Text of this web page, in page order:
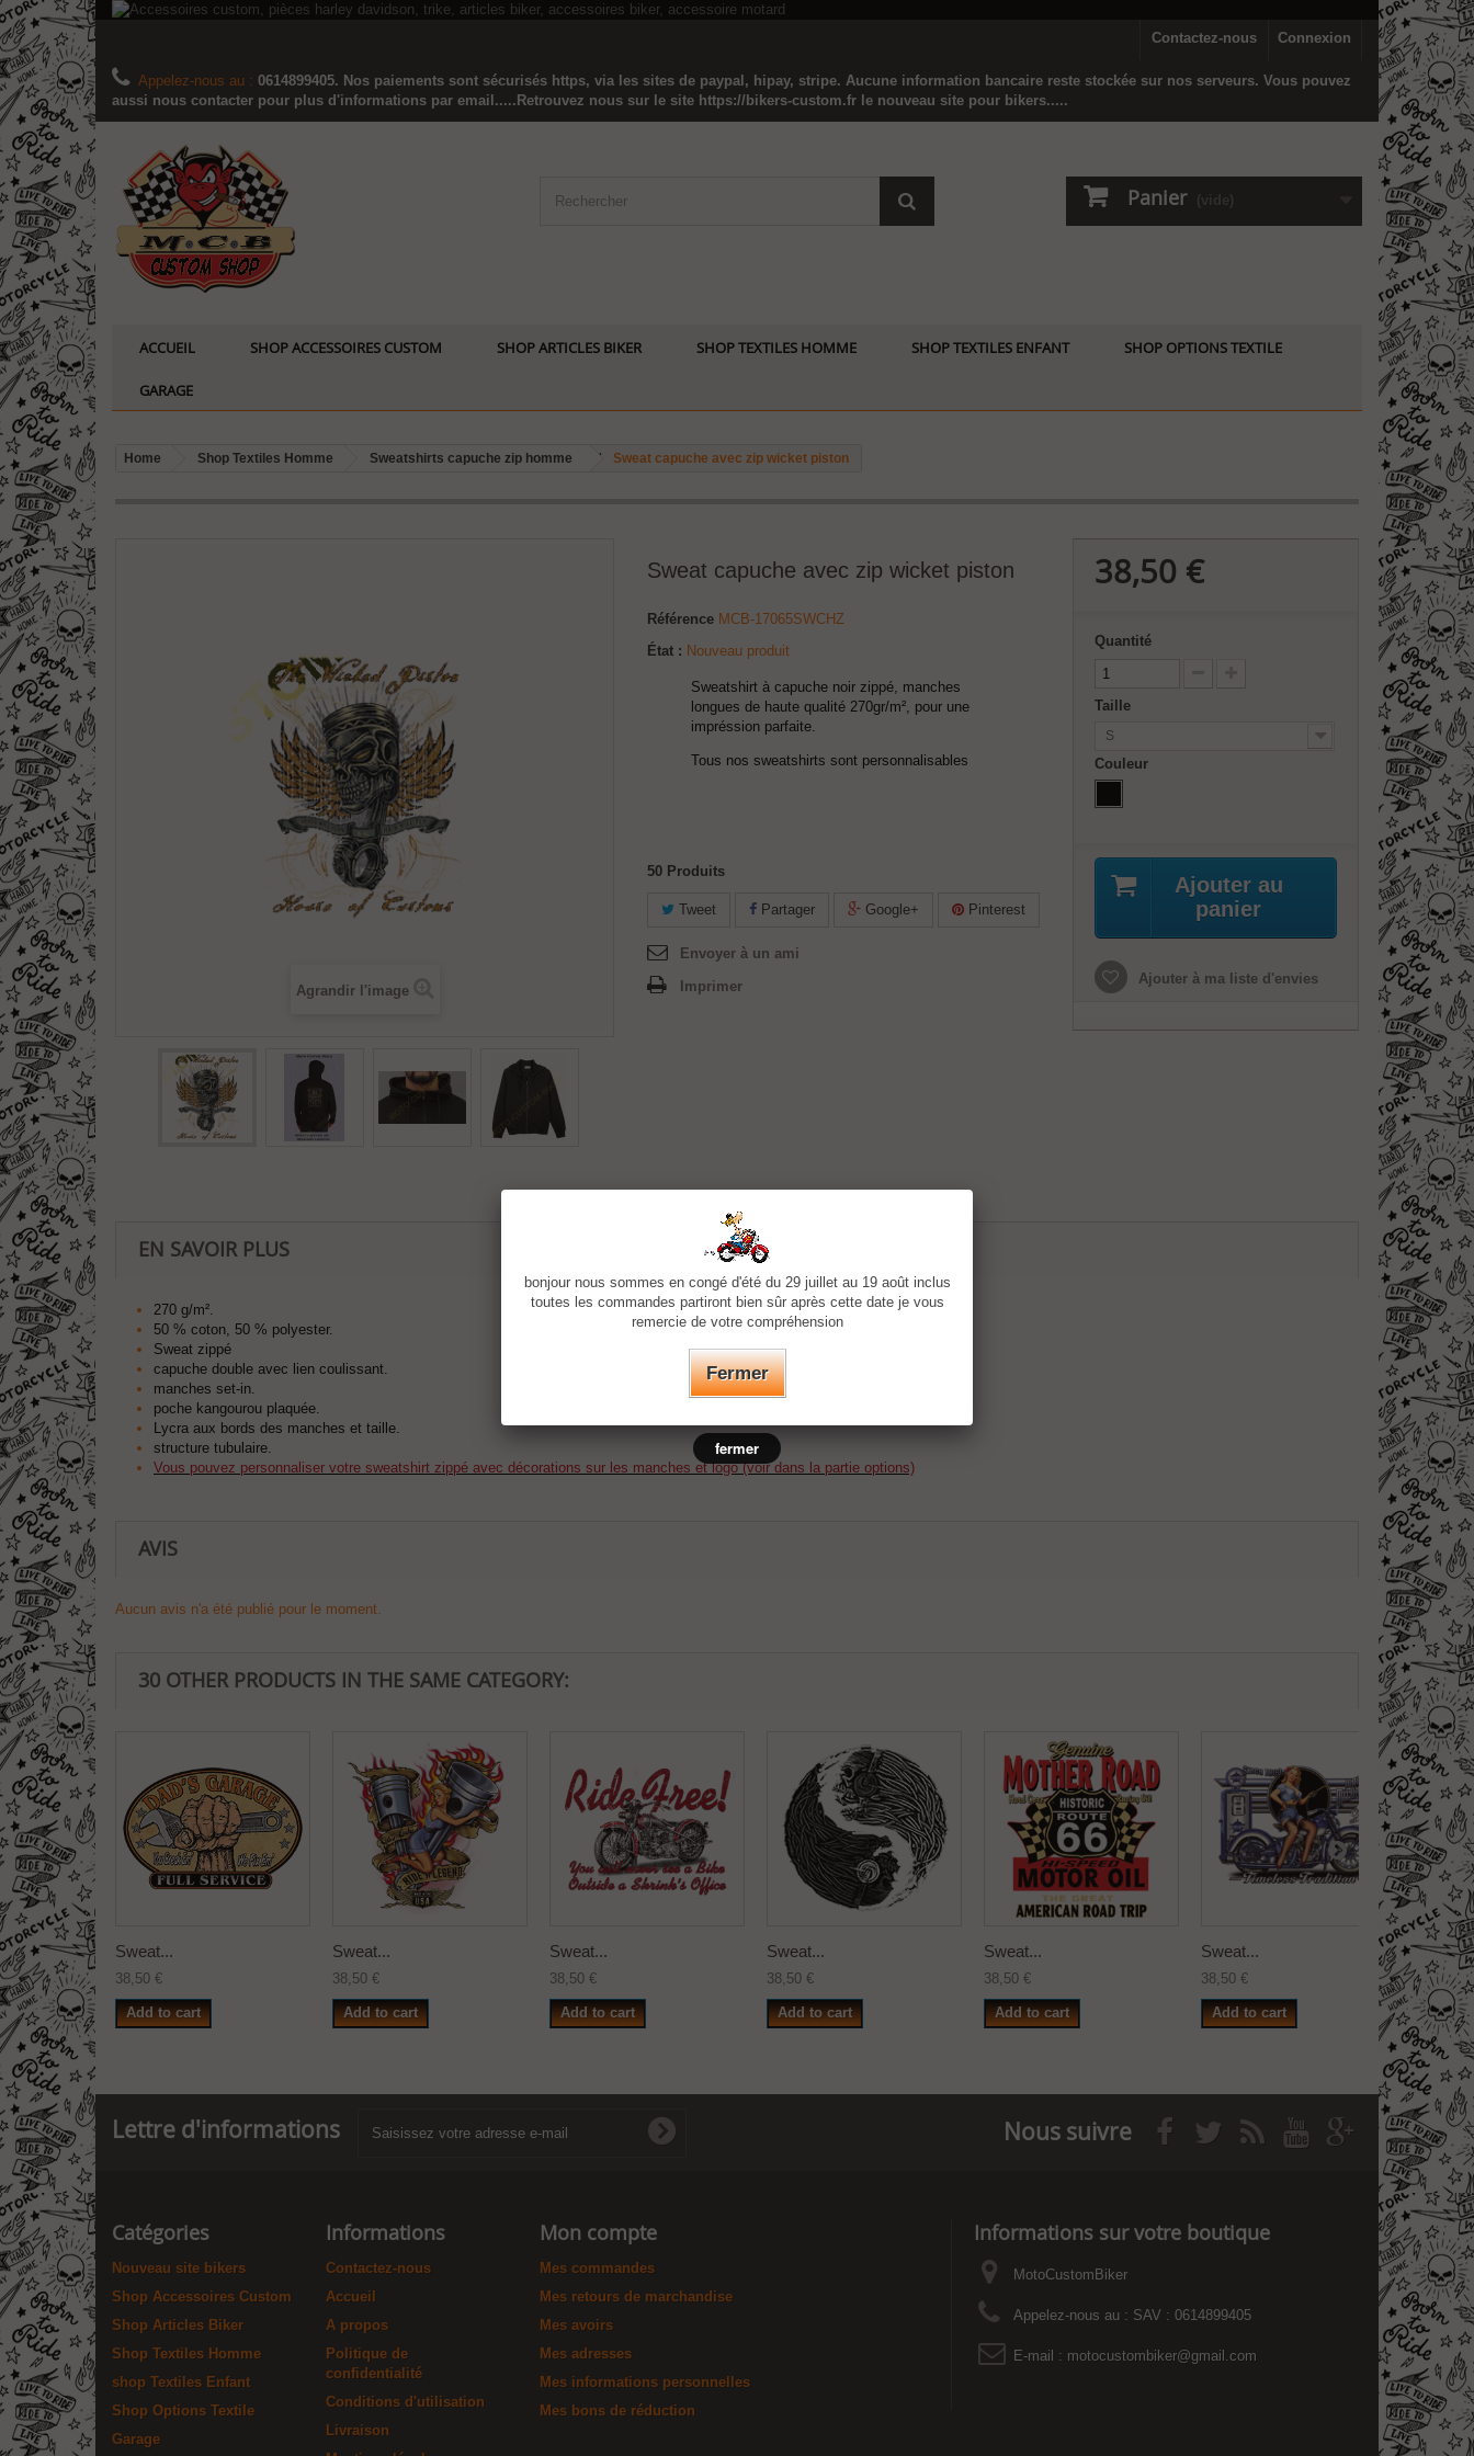
Connexion
Contactez-nous
Appelez-nous au : 0614899405. Nos paiements sont sécurisés https, via les sites de paypal, hipay, stripe. Aucune information bancaire reste stockée sur nos serveurs. Vous pouvez
aussi nous contacter pour plus d'informations par email.....Retrouvez nous sur le site https://bikers-custom.fr le nouveau site pour bikers.....
Panier (vide)
ACCUEIL SHOP ACCESSOIRES CUSTOM SHOP ARTICLES BIKER SHOP TEXTILES HOMME SHOP TEXTILES ENFANT SHOP OPTIONS TEXTILE
GARAGE
Home Shop Textiles Homme Sweatshirts capuche zip homme Sweat capuche avec zip wicket piston
Agrandir l'image
Sweat capuche avec zip wicket piston
Référence MCB-17065SWCHZ
État : Nouveau produit
Sweatshirt à capuche noir zippé, manches
longues de haute qualité 270gr/m², pour une
impréssion parfaite.
Tous nos sweatshirts sont personnalisables
50 Produits
Tweet Partager Google+ Pinterest
Envoyer à un ami
Imprimer
38,50 €
Quantité
Taille
S
Couleur
Ajouter au
panier
Ajouter à ma liste d'envies
EN SAVOIR PLUS
270 g/m².
50 % coton, 50 % polyester.
Sweat zippé
capuche double avec lien coulissant.
manches set-in.
poche kangourou plaquée.
Lycra aux bords des manches et taille.
structure tubulaire.
Vous pouvez personnaliser votre sweatshirt zippé avec décorations sur les manches et logo (voir dans la partie options)
AVIS
Aucun avis n'a été publié pour le moment.
30 OTHER PRODUCTS IN THE SAME CATEGORY:
Sweat...
38,50 €
Add to cart
Sweat...
38,50 €
Add to cart
Sweat...
38,50 €
Add to cart
Sweat...
38,50 €
Add to cart
Sweat...
38,50 €
Add to cart
Sweat...
38,50 €
Add to cart
38,50 €
Add
Lettre d'informations Nous suivre
Catégories
Nouveau site bikers
Shop Accessoires Custom
Shop Articles Biker
Shop Textiles Homme
shop Textiles Enfant
Shop Options Textile
Garage
Informations
Contactez-nous
Accueil
A propos
Politique de
confidentialité
Conditions d'utilisation
Livraison
Mon compte
Mes commandes
Mes retours de marchandise
Mes avoirs
Mes adresses
Mes informations personnelles
Mes bons de réduction
Informations sur votre boutique
MotoCustomBiker
Appelez-nous au : SAV : 0614899405
E-mail : motocustombiker@gmail.com
bonjour nous sommes en congé d'été du 29 juillet au 19 août inclus
toutes les commandes partiront bien sûr après cette date je vous
remercie de votre compréhension
Fermer
fermer